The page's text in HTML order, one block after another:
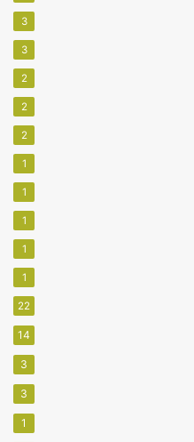
3
3
2
2
2
1
1
1
1
1
22
14
3
3
1